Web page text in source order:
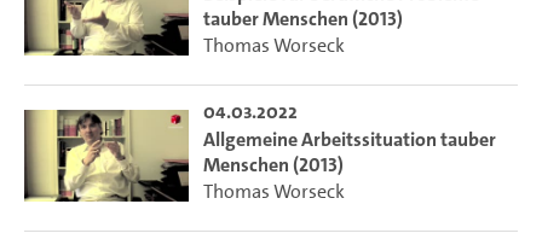
tauber Menschen (2013)
Thomas Worseck
04.03.2022
Allgemeine Arbeitssituation tauber
Menschen (2013)
Thomas Worseck